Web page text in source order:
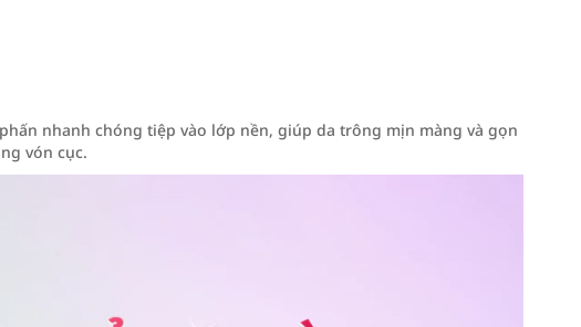
nhanh chóng tiệp vào lớp nền, giúp da trông mịn màng và gọn
vón cục.